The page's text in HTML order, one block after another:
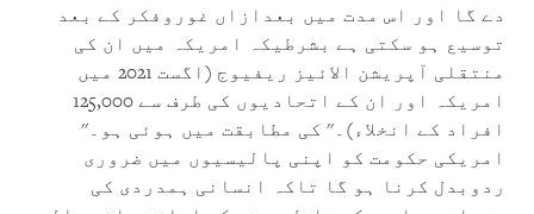
دے گا اور اس مدت میں بعدازاں غوروفکر کے بعد
توسیع ہو سکتی ہے بشرطیکہ امریکہ میں ان کی
منتقلی آپریشن الائیز ریفیوج (اگست 2021 میں
امریکہ اور ان کے اتحادیوں کی طرف سے 125,000
افراد کے انخلاء)۔'' کی مطابقت میں ہوئی ہو۔''
امریکی حکومت کو اپنی پالیسیوں میں ضروری
ردوبدل کرنا ہو گا تاکہ انسانی ہمدردی کی